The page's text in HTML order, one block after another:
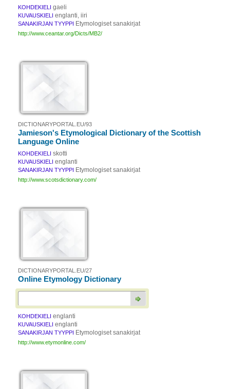
KOHDEKIELI gaeli
KUVAUSKIELI englanti, iiri
SANAKIRJAN TYYPPI Etymologiset sanakirjat
http://www.ceantar.org/Dicts/MB2/
DICTIONARYPORTAL.EU/93
Jamieson's Etymological Dictionary of the Scottish
Language Online
KOHDEKIELI skotti
KUVAUSKIELI englanti
SANAKIRJAN TYYPPI Etymologiset sanakirjat
http://www.scotsdictionary.com/
DICTIONARYPORTAL.EU/27
Online Etymology Dictionary
KOHDEKIELI englanti
KUVAUSKIELI englanti
SANAKIRJAN TYYPPI Etymologiset sanakirjat
http://www.etymonline.com/